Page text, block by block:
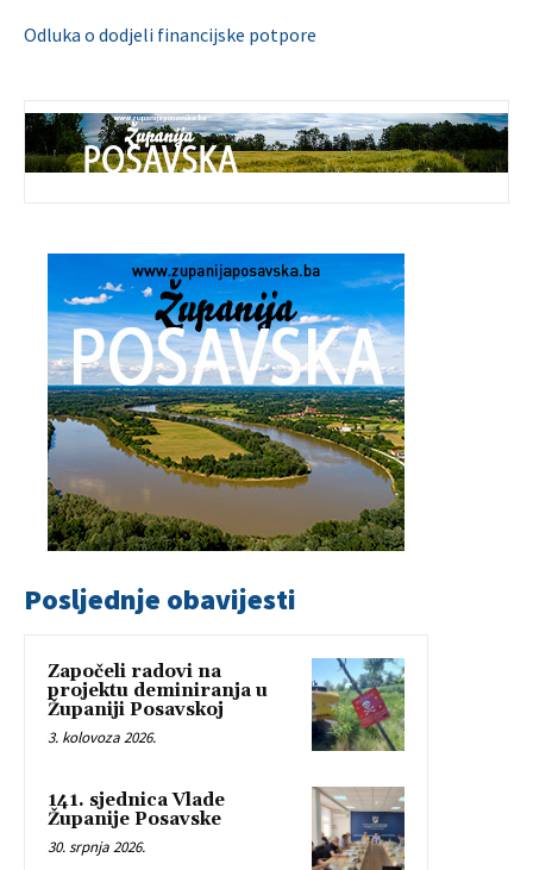
Odluka o dodjeli financijske potpore
Posljednje obavijesti
Započeli radovi na
projektu deminiranja u
Županiji Posavskoj
3. kolovoza 2026.
141. sjednica Vlade
Županije Posavske
30. srpnja 2026.